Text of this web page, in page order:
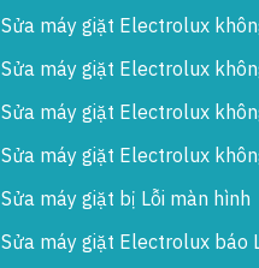
Sửa máy giặt Electrolux
Sửa máy giặt Electrolux
Sửa máy giặt Electrolux
Sửa máy giặt Electrolux
Sửa máy giặt bị Lỗi màn hình
Sửa máy giặt Electrolux báo